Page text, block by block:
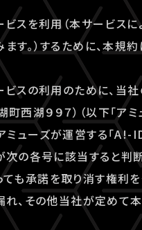
スを利用（本サービス
ます。）するために、本
スの利用のために、当
西湖９９７）（以下「アミ
ミューズが運営する「A!-
の各号に該当すると判
も承諾を取り消す権利を
、その他当社が定めて